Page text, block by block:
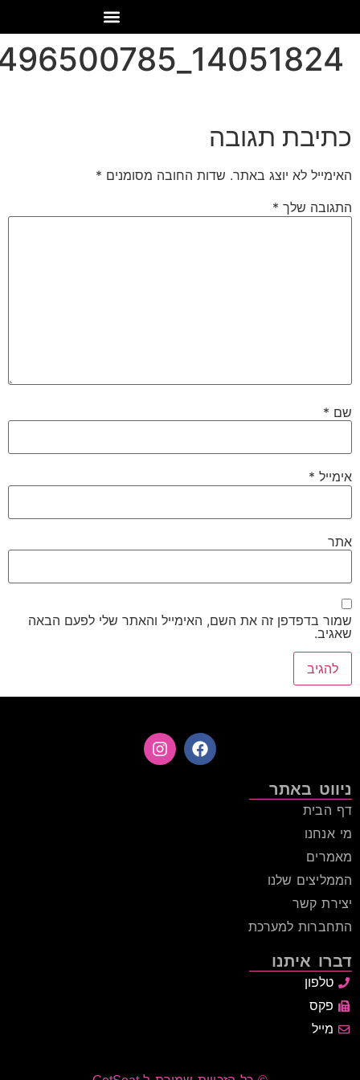
14051824_503628496500785_4025419143949965218_n
כתיבת תגובה
האימייל לא יוצג באתר. שדות החובה מסומנים *
התגובה שלך *
שם *
אימייל *
אתר
שמור בדפדפן זה את השם, האימייל והאתר שלי לפעם הבאה
שאגיב.
ניווט באתר
דף הבית
מי אנחנו
מאמרים
הממליצים שלנו
יצירת קשר
התחברות למערכת
דברו איתנו
טלפון
פקס
מייל